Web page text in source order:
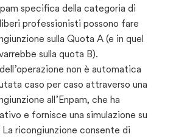
specifica della categoria di
professionisti possono fare
sulla Quota A (e in quel
sulla quota B).
non è automatica
caso per caso attraverso una
all’Enpam, che ha
e fornisce una simulazione su
ricongiunzione consente di